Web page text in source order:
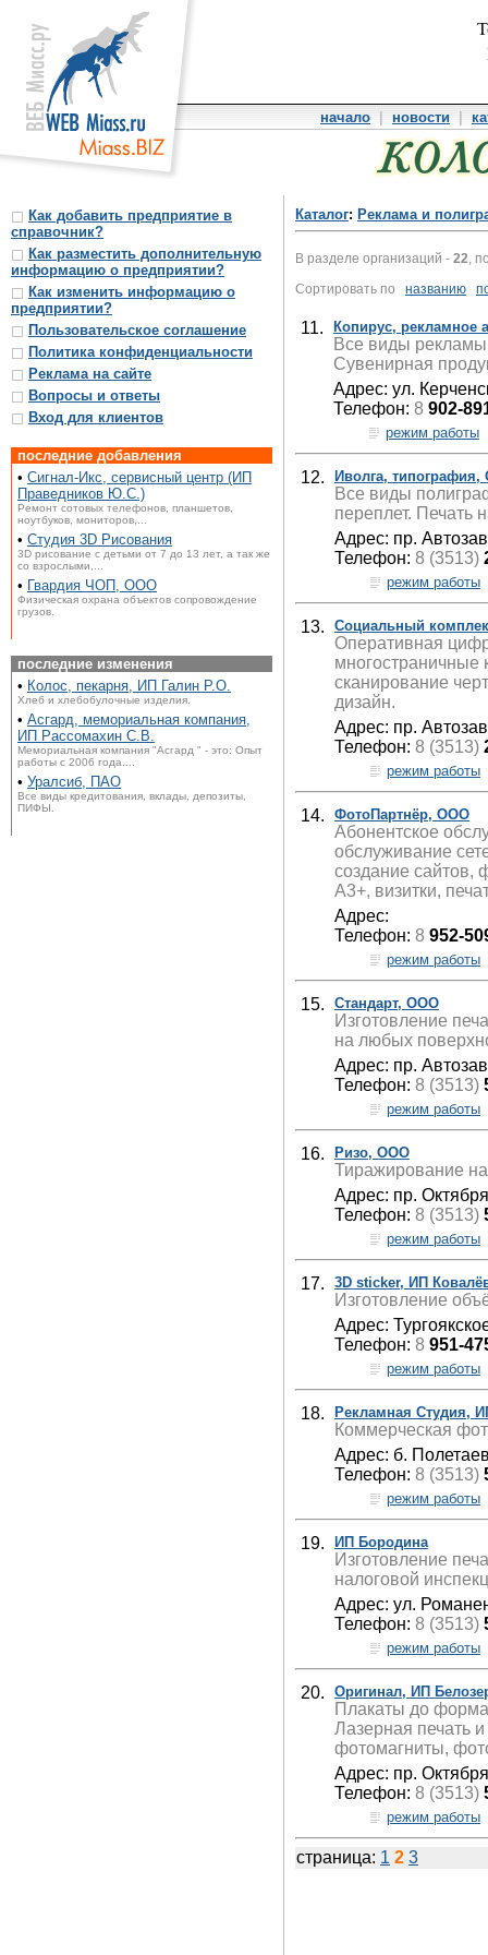
начало новости
Как добавить предприятие в
справочник?
Как разместить дополнительную
информацию о предприятии?
Как изменить информацию о
предприятии?
Пользовательское соглашение
Политика конфиденциальности
Реклама на сайте
Вопросы и ответы
Вход для клиентов
последние добавления
• Сигнал-Икс, сервисный центр (ИП
Праведников Ю.С.)
Ремонт сотовых телефонов, планшетов,
ноутбуков, мониторов,...
• Студия 3D Рисования
3D рисование с детьми от 7 до 13 лет, а так же
со взрослыми,...
• Гвардия ЧОП, ООО
Физическая охрана объектов сопровождение
грузов.
последние изменения
• Колос, пекарня, ИП Галин Р.О.
Хлеб и хлебобулочные изделия.
• Асгард, мемориальная компания,
ИП Рассомахин С.В.
Мемориальная компания "Асгард " - это: Опыт
работы с 2006 года....
• Уралсиб, ПАО
Все виды кредитования, вклады, депозиты,
ПИФЫ.
Каталог: Реклама и
В разделе организаций - 22 ,
Сортировать по названию
11. Копирус, рекламное
Все виды
Сувенирная
Адрес: ул.
Телефон: 8 902-
режим работы
12. Иволга,
Все виды
переплет. Печать
Адрес: пр.
Телефон: 8 (3513)
режим работы
13. Социальный
Оперативная
многостраничные
сканирование
дизайн.
Адрес: пр.
Телефон: 8 (3513)
режим работы
14. ФотоПартнёр, ООО
Абонентское
обслуживание
создание сайтов,
А3+, визитки,
Адрес:
Телефон: 8 952-
режим работы
15. Стандарт, ООО
Изготовление
на любых
Адрес: пр.
Телефон: 8 (3513)
режим работы
16. Ризо, ООО
Тиражирование
Адрес: пр.
Телефон: 8 (3513)
режим работы
17. 3D sticker, ИП
Изготовление
Адрес:
Телефон: 8 951-
режим работы
18. Рекламная Студия,
Коммерческая
Адрес: б.
Телефон: 8 (3513)
режим работы
19. ИП Бородина
Изготовление
налоговой
Адрес: ул.
Телефон: 8 (3513)
режим работы
20. Оригинал, ИП
Плакаты до
Лазерная печать
фотомагниты,
Адрес: пр.
Телефон: 8 (3513)
режим работы
страница: 1 2 3